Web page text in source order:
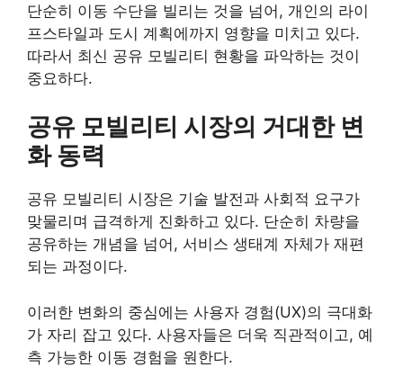
단순히 이동 수단을 빌리는 것을 넘어, 개인의 라이
프스타일과 도시 계획에까지 영향을 미치고 있다.
따라서 최신 공유 모빌리티 현황을 파악하는 것이
중요하다.
공유 모빌리티 시장의 거대한 변
화 동력
공유 모빌리티 시장은 기술 발전과 사회적 요구가
맞물리며 급격하게 진화하고 있다. 단순히 차량을
공유하는 개념을 넘어, 서비스 생태계 자체가 재편
되는 과정이다.
이러한 변화의 중심에는 사용자 경험(UX)의 극대화
가 자리 잡고 있다. 사용자들은 더욱 직관적이고, 예
측 가능한 이동 경험을 원한다.